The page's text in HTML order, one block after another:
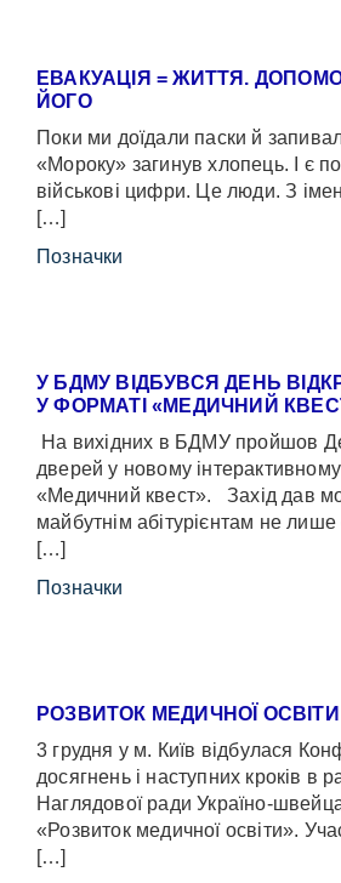
ЕВАКУАЦІЯ = ЖИТТЯ.
ЙОГО
Поки ми доїдали паски й
«Мороку» загинув хлопець. І є
військові цифри. Це люди. З
[…]
Позначки
У БДМУ ВІДБУВСЯ ДЕНЬ
У ФОРМАТІ «МЕДИЧНИЙ
На вихідних в БДМУ пройшов
дверей у новому
«Медичний квест». Захід дав
майбутнім абітурієнтам не
[…]
Позначки
РОЗВИТОК МЕДИЧНОЇ ОСВІТИ
3 грудня у м. Київ відбулася
досягнень і наступних кроків в
Наглядової ради Україно-
«Розвиток медичної освіти».
[…]